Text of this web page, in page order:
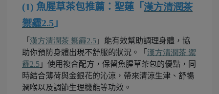
(1) 魚腥草茶包推薦：聖蓮「漢方清潤茶
禦霾2.5 」
「 漢方清潤茶 禦霾2.5 」能有效幫助調理身體，協
助你預防身體出現不舒服的狀況。「 漢方清潤茶 禦
霾2.5 」使用複合配方，保留魚腥草茶包的優點，同
時結合薄荷與金銀花的沁涼，帶來清涼生津、舒暢
潤喉以及調節生理機能等功效。